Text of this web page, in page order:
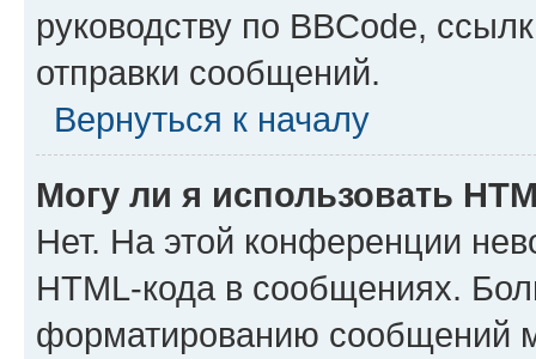
руководству по BBCode,
отправки сообщений.
Вернуться к началу
Могу ли я использовать
Нет. На этой конференции
HTML-кода в сообщениях.
форматированию сообщений